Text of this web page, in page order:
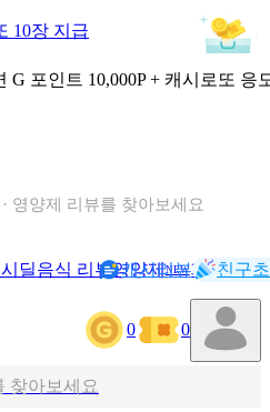
10장 지급
G 포인트 10,000P + 캐시로또 응
다이어트 음식 검색해보세요
딜음식 리뷰영양제NEW기록
캐시리뷰 친구
0 0
검색해보세요
검색해보세요